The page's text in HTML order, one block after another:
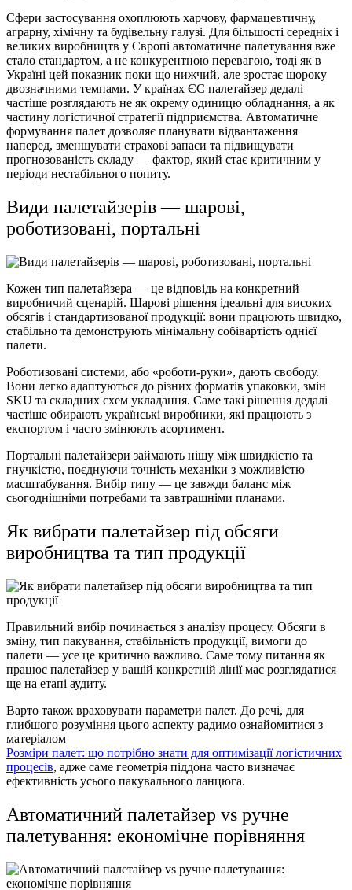
Сфери застосування охоплюють харчову, фармацевтичну,
аграрну, хімічну та будівельну галузі. Для більшості середніх і
великих виробництв у Європі автоматичне палетування вже
стало стандартом, а не конкурентною перевагою, тоді як в
Україні цей показник поки що нижчий, але зростає щороку
двозначними темпами. У країнах ЄС палетайзер дедалі
частіше розглядають не як окрему одиницю обладнання, а як
частину логістичної стратегії підприємства. Автоматичне
формування палет дозволяє планувати відвантаження
наперед, зменшувати страхові запаси та підвищувати
прогнозованість складу — фактор, який стає критичним у
періоди нестабільного попиту.
Види палетайзерів — шарові,
роботизовані, портальні
Кожен тип палетайзера — це відповідь на конкретний
виробничий сценарій. Шарові рішення ідеальні для високих
обсягів і стандартизованої продукції: вони працюють швидко,
стабільно та демонструють мінімальну собівартість однієї
палети.
Роботизовані системи, або «роботи-руки», дають свободу.
Вони легко адаптуються до різних форматів упаковки, змін
SKU та складних схем укладання. Саме такі рішення дедалі
частіше обирають українські виробники, які працюють з
експортом і часто змінюють асортимент.
Портальні палетайзери займають нішу між швидкістю та
гнучкістю, поєднуючи точність механіки з можливістю
масштабування. Вибір типу — це завжди баланс між
сьогоднішніми потребами та завтрашніми планами.
Як вибрати палетайзер під обсяги
виробництва та тип продукції
Правильний вибір починається з аналізу процесу. Обсяги в
зміну, тип пакування, стабільність продукції, вимоги до
палети — усе це критично важливо. Саме тому питання як
працює палетайзер у вашій конкретній лінії має розглядатися
ще на етапі аудиту.
Варто також враховувати параметри палет. До речі, для
глибшого розуміння цього аспекту радимо ознайомитися з
матеріалом
Розміри палет: що потрібно знати для оптимізації логістичних
процесів, адже саме геометрія піддона часто визначає
ефективність усього пакувального ланцюга.
Автоматичний палетайзер vs ручне
палетування: економічне порівняння